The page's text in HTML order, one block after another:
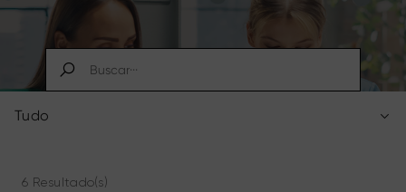
Tudo
6 Resultado(s)